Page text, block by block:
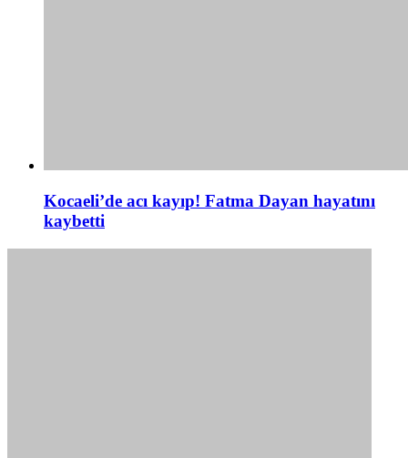
Kocaeli’de acı kayıp! Fatma Dayan hayatını
kaybetti